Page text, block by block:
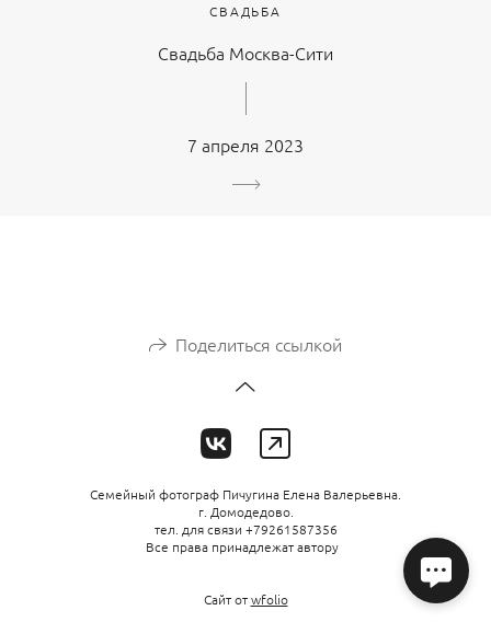
СВАДЬБА
Свадьба Москва-Сити
7 апреля 2023
Поделиться ссылкой
Семейный фотограф Пичугина Елена Валерьевна.
г. Домодедово.
тел. для связи +79261587356
Все права принадлежат автору
Сайт отwfolio